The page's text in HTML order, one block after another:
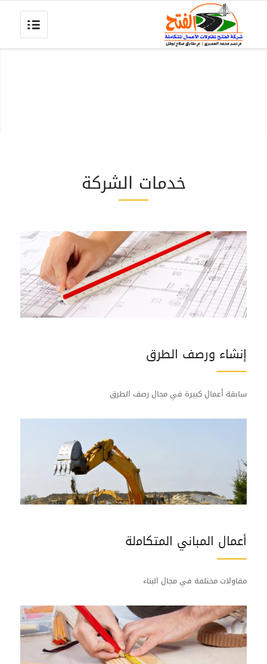
خدمات الشركة
إﻧﺸﺎء ورﺻﻒ اﻟﻄﺮق
سابقة أعمال كبيرة في مجال رصف الطرق
أﻋﻤﺎل اﻟﻤﺒﺎني اﻟﻤﺘﻜﺎﻣلة
مقاولات مختلفة في مجال البناء